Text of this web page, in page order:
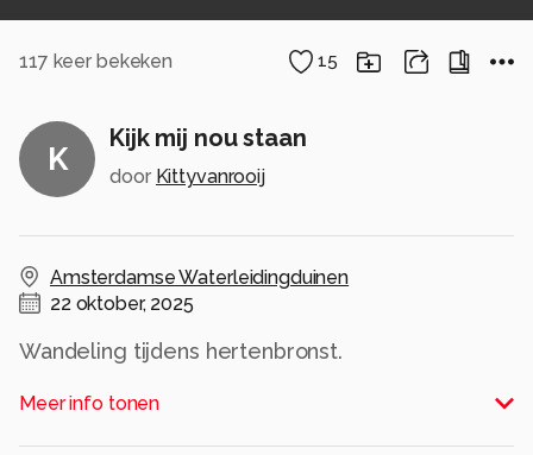
117 keer bekeken 15
K
Kijk mij nou staan
door Kittyvanrooij
Amsterdamse Waterleidingduinen
22 oktober, 2025
Wandeling tijdens hertenbronst.
Alle rechten voorbehouden
Meer info tonen